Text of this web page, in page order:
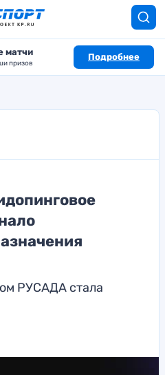
матчи
призов
Подробнее
РУСАДА стала